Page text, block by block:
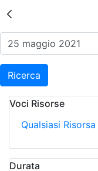
Risultati
Ricerca
Voci Risorse
Qualsiasi Risorsa
Durata